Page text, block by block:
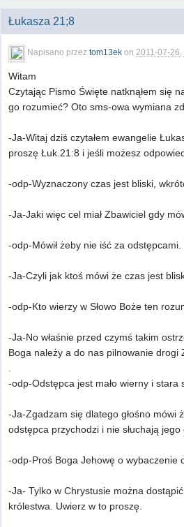
Łukasza 21;8
Napisano przeztom13ek on2011-07-26,
Witam
Czytając Pismo Święte natknąłem się
go rozumieć? Oto sms-owa wymiana
-Ja-Witaj dziś czytałem ewangelie
proszę Łuk.21:8 i jeśli możesz
-odp-Wyznaczony czas jest bliski,
-Ja-Jaki więc cel miał Zbawiciel gdy
-odp-Mówił żeby nie iść za odstępcami.
-Ja-Czyli jak ktoś mówi że czas jest
-odp-Kto wierzy w Słowo Boże ten
-Ja-No właśnie przed czymś takim
Boga należy a do nas pilnowanie drogi
-odp-Odstępca jest mało wierny i stara
-Ja-Zgadzam się dlatego głośno mówi
odstępca przychodzi i nie słuchają jego
-odp-Proś Boga Jehowę o wybaczenie
-Ja- Tylko w Chrystusie można
królestwa. Uwierz w to proszę.